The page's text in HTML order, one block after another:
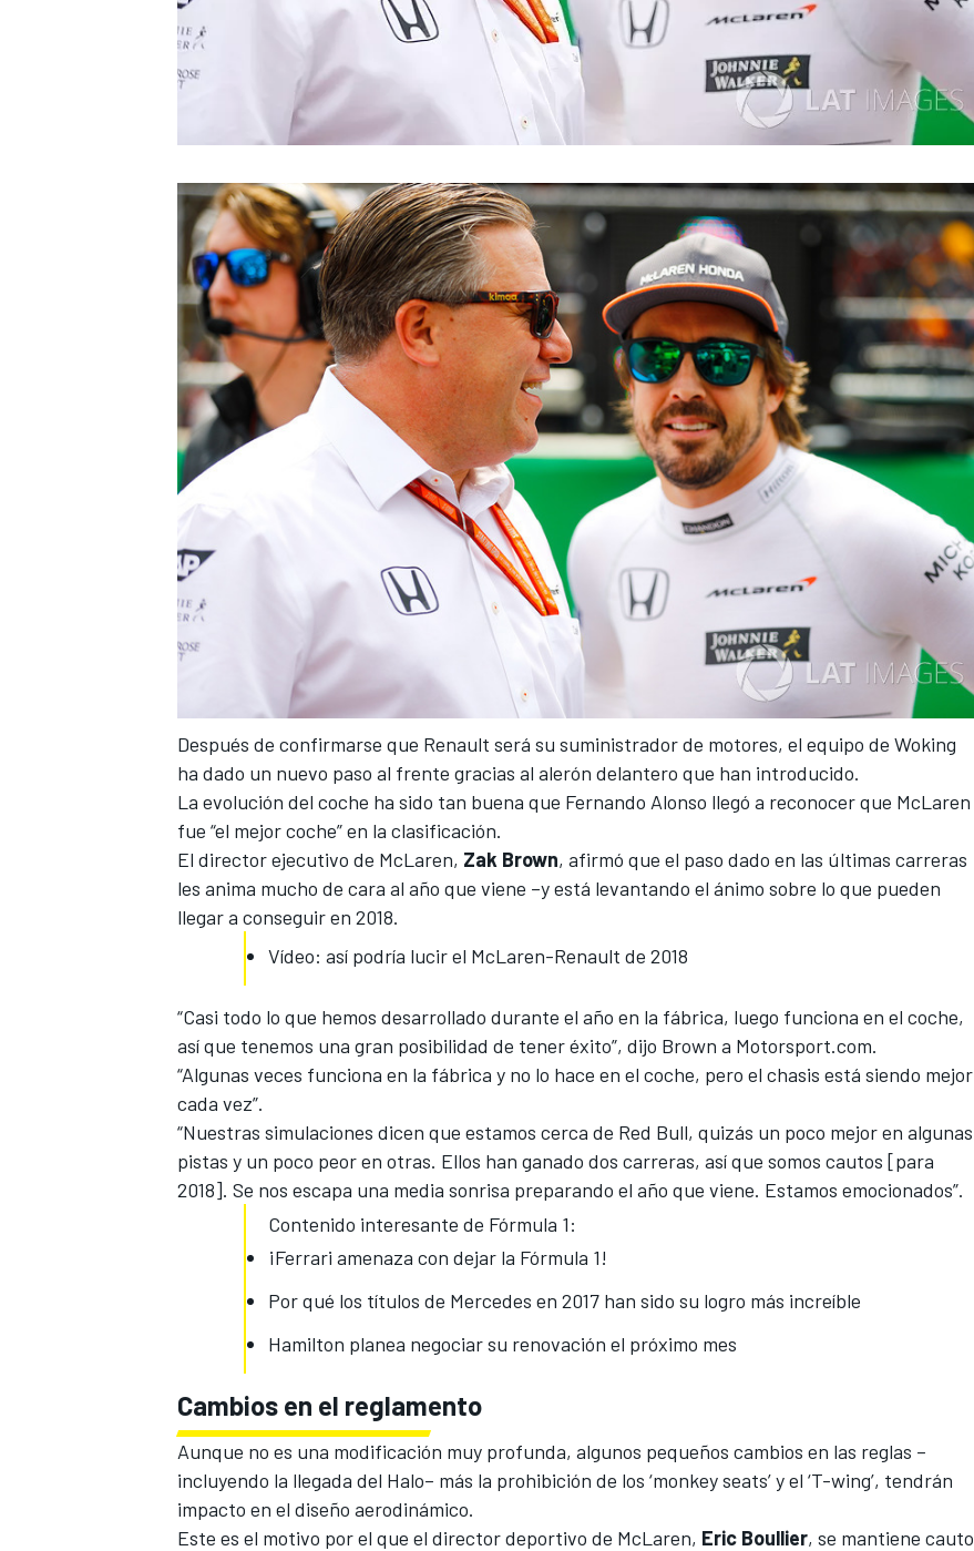
MÁS CATEGORÍAS
Después de confirmarse que Renault será su suministrador de motores, el equipo de Woking
ha dado un nuevo paso al frente gracias al alerón delantero que han introducido.
La evolución del coche ha sido tan buena que Fernando Alonso llegó a reconocer que McLaren
fue “el mejor coche” en la clasificación.
El director ejecutivo de McLaren, Zak Brown, afirmó que el paso dado en las últimas carreras
les anima mucho de cara al año que viene –y está levantando el ánimo sobre lo que pueden
llegar a conseguir en 2018.
Vídeo: así podría lucir el McLaren-Renault de 2018
“Casi todo lo que hemos desarrollado durante el año en la fábrica, luego funciona en el coche,
así que tenemos una gran posibilidad de tener éxito”, dijo Brown a Motorsport.com.
“Algunas veces funciona en la fábrica y no lo hace en el coche, pero el chasis está siendo mejor
cada vez”.
“Nuestras simulaciones dicen que estamos cerca de Red Bull, quizás un poco mejor en algunas
pistas y un poco peor en otras. Ellos han ganado dos carreras, así que somos cautos [para
2018]. Se nos escapa una media sonrisa preparando el año que viene. Estamos emocionados”.
Contenido interesante de Fórmula 1:
¡Ferrari amenaza con dejar la Fórmula 1!
Por qué los títulos de Mercedes en 2017 han sido su logro más increíble
Hamilton planea negociar su renovación el próximo mes
Cambios en el reglamento
Aunque no es una modificación muy profunda, algunos pequeños cambios en las reglas –
incluyendo la llegada del Halo– más la prohibición de los ‘monkey seats’ y el ‘T-wing’, tendrán
impacto en el diseño aerodinámico.
Este es el motivo por el que el director deportivo de McLaren, Eric Boullier, se mantiene cauto